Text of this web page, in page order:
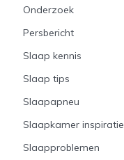
Onderzoek
Persbericht
Slaap kennis
Slaap tips
Slaapapneu
Slaapkamer inspiratie
Slaapproblemen